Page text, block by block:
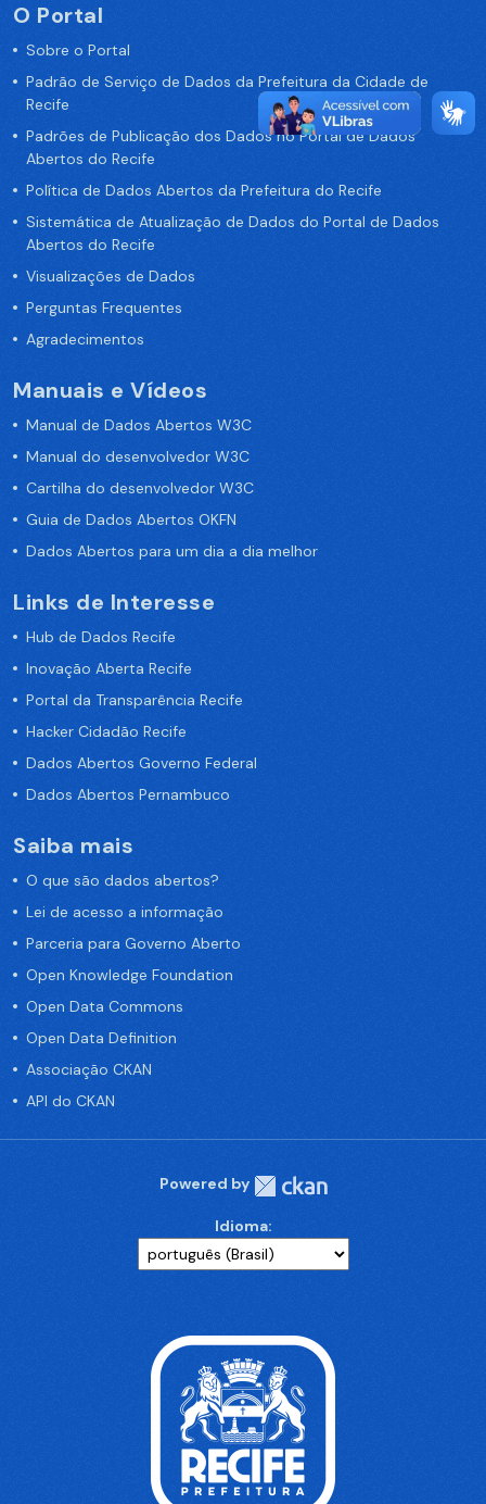
O Portal
Sobre o Portal
Padrão de Serviço de Dados da Prefeitura da Cidade de
Recife
Padrões de Publicação dos Dados no Portal de Dados
Abertos do Recife
Política de Dados Abertos da Prefeitura do Recife
Sistemática de Atualização de Dados do Portal de Dados
Abertos do Recife
Visualizações de Dados
Perguntas Frequentes
Agradecimentos
Manuais e Vídeos
Manual de Dados Abertos W3C
Manual do desenvolvedor W3C
Cartilha do desenvolvedor W3C
Guia de Dados Abertos OKFN
Dados Abertos para um dia a dia melhor
Links de Interesse
Hub de Dados Recife
Inovação Aberta Recife
Portal da Transparência Recife
Hacker Cidadão Recife
Dados Abertos Governo Federal
Dados Abertos Pernambuco
Saiba mais
O que são dados abertos?
Lei de acesso a informação
Parceria para Governo Aberto
Open Knowledge Foundation
Open Data Commons
Open Data Definition
Associação CKAN
API do CKAN
Powered by
Idioma